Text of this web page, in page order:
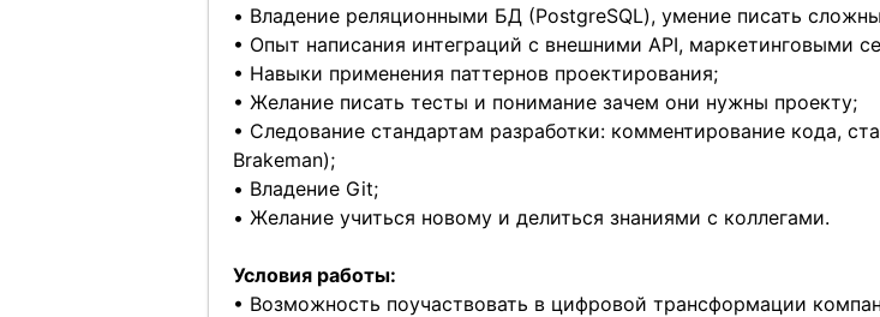
• Владение реляционными БД (PostgreSQL), умение писать
• Опыт написания интеграций с внешними API, маркетинговыми
• Навыки применения паттернов проектирования;
• Желание писать тесты и понимание зачем они нужны проекту;
• Следование стандартам разработки: комментирование кода,
Brakeman);
• Владение Git;
• Желание учиться новому и делиться знаниями с коллегами.
Условия работы:
• Возможность поучаствовать в цифровой трансформации